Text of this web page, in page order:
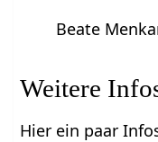
Beate
Weitere
Hier ein paar